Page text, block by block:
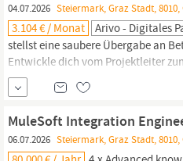
04.07.2026 Steiermark, Graz Stadt, 8010,
3.104 € / Monat Arivo - Digitales
stellst eine saubere Übergabe an
Entwickle dich vom Projektleiter
Account
Manager
Ausbildung/Erfahrung :
(z. B.
MuleSoft Integration
06.07.2026 Steiermark, Graz Stadt,